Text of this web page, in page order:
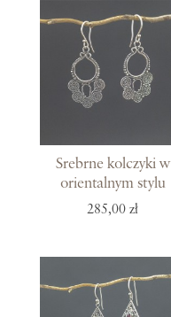
Srebrne kolczyki w
orientalnym stylu
285,00 zł